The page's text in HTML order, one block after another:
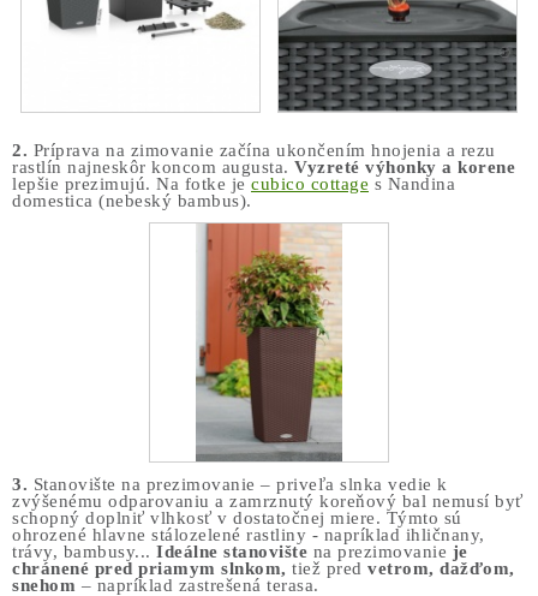
2. Príprava na zimovanie začína ukončením hnojenia a rezu
rastlín najneskôr koncom augusta. Vyzreté výhonky a korene
lepšie prezimujú. Na fotke je cubico cottage s Nandina
domestica (nebeský bambus).
3. Stanovište na prezimovanie – priveľa slnka vedie k
zvýšenému odparovaniu a zamrznutý koreňový bal nemusí byť
schopný doplniť vlhkosť v dostatočnej miere. Týmto sú
ohrozené hlavne stálozelené rastliny - napríklad ihličnany,
trávy, bambusy... Ideálne stanovište na prezimovanie je
chránené pred priamym slnkom, tiež pred vetrom, dažďom,
snehom – napríklad zastrešená terasa.